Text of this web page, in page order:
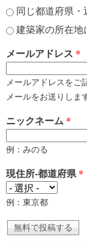
同じ都道府県・
建築家の所在地
メールアドレス *
メールアドレスをご
メールをお送りしま
ニックネーム *
例：みのる
現住所-都道府県*
例：東京都